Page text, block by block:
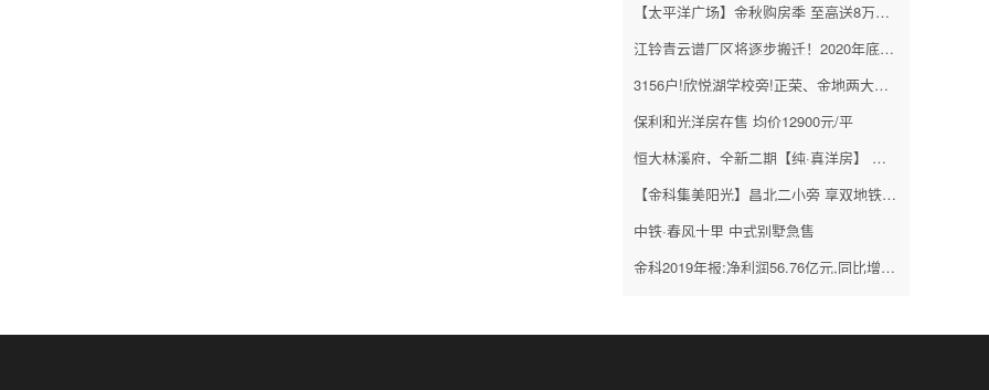
【太平洋广场】金秋购房季 至高送8万家电家具大礼包！首期7.7万起！
江铃青云谱厂区将逐步搬迁！2020年底前完成搬迁！
3156户!欣悦湖学校旁!正荣、金地两大纯新盘项目规划公示
保利和光洋房在售 均价12900元/平
恒大林溪府，全新二期【纯·真洋房】 红火入市
【金科集美阳光】昌北二小旁 享双地铁！精装高层及洋房热销中！
中铁·春风十里 中式别墅急售
金科2019年报:净利润56.76亿元,同比增长46%